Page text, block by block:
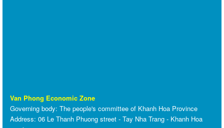
Van Phong Economic Zone
Governing body: The people's committee of Khanh Hoa Province
Address: 06 Le Thanh Phuong street - Tay Nha Trang - Khanh Hoa